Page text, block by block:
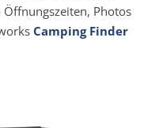
Photos
Camping Finder